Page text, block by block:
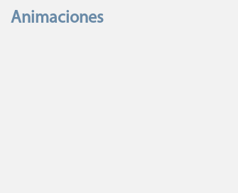
Animaciones